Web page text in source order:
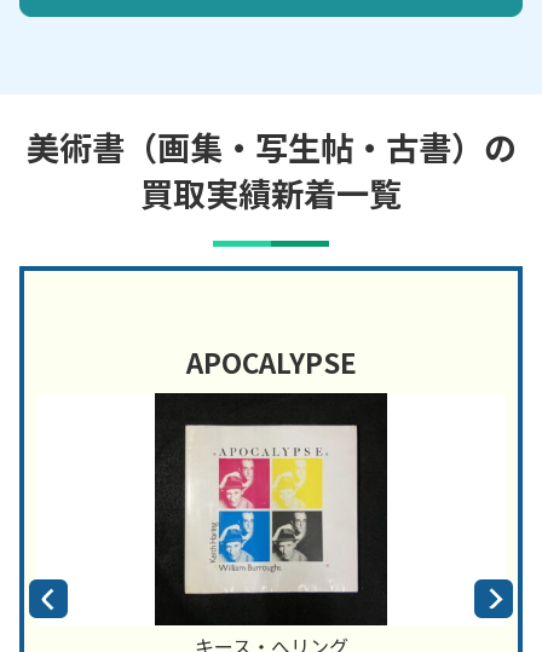
美術書（画集・写生帖・古書）の
買取実績新着一覧
APOCALYPSE
キース・へリング